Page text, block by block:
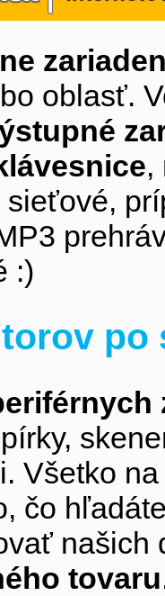
oblasť.
,
:)
Všetko
čo
tovaru